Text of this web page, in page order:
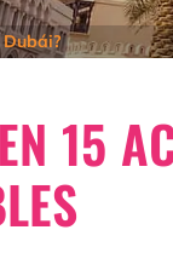
Dubái?
15